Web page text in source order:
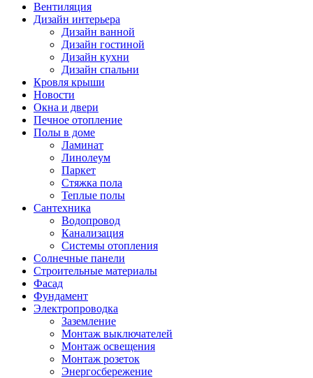
Вентиляция
Дизайн интерьера
Дизайн ванной
Дизайн гостиной
Дизайн кухни
Дизайн спальни
Кровля крыши
Новости
Окна и двери
Печное отопление
Полы в доме
Ламинат
Линолеум
Паркет
Стяжка пола
Теплые полы
Сантехника
Водопровод
Канализация
Системы отопления
Солнечные панели
Строительные материалы
Фасад
Фундамент
Электропроводка
Заземление
Монтаж выключателей
Монтаж освещения
Монтаж розеток
Энергосбережение